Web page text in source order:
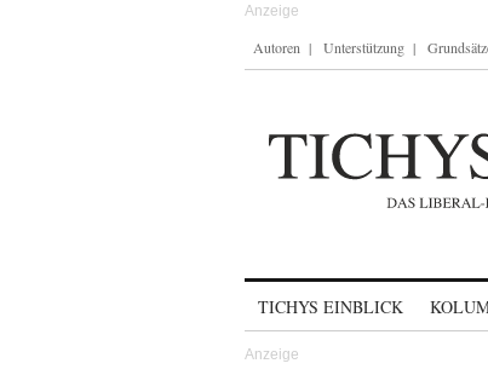
Autoren Unterstützung
TICHYS EINBLICK